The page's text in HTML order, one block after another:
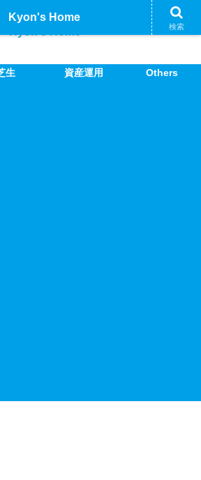
生 資産運用 Others
Kyon's Home
検索